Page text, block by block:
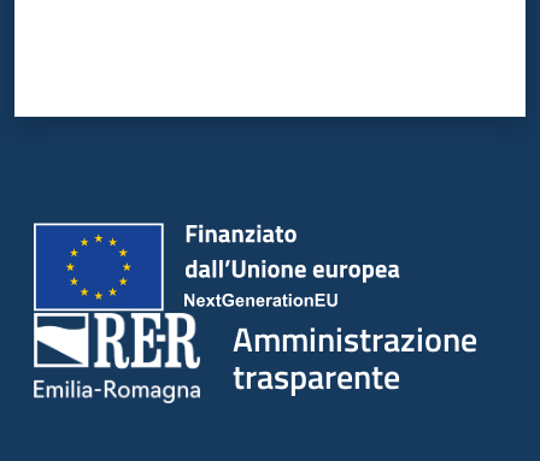
Amministrazione
trasparente